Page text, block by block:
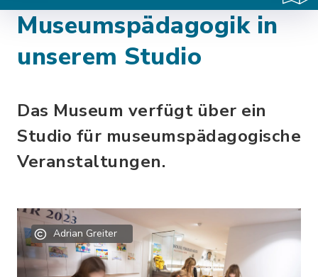
Museumspädagogik in
unserem Studio
Das Museum verfügt über ein
Studio für museumspädagogische
Veranstaltungen.
Adrian Greiter